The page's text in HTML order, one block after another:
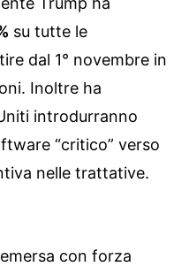
su tutte le
dal 1° novembre in
Inoltre ha
introdurranno
“critico” verso
nelle trattative.
con forza